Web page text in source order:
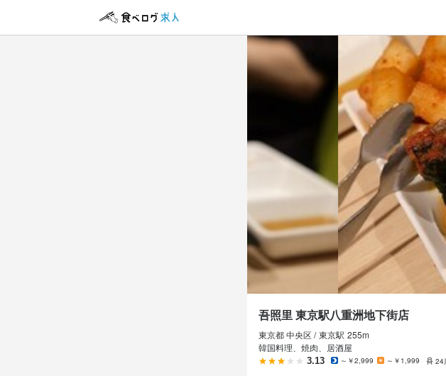
吾照里 東京駅八重洲地下街店
東京都 中央区 / 東京駅 255m
韓国料理、焼肉、居酒屋
3.13 ～￥2,999 ～￥1,999 24
吾照里 東京駅八重洲地下街店
店長候補・マネージャ
店長候補・マネージャー
月給
300,000円〜
勤務時間
時間・曜日 応相談　１０時～２４時（交
週休制
待遇
吾照里 東京駅八重洲地下街店
ホールスタッフ・サー
ホールスタッフ・サービススタ
月給
250,000円〜
勤務時間
時間・曜日 応相談　１０時～２４時（交
週休制
待遇
吾照里 東京駅八重洲地下街店
調理師・調理スタッフ
調理師・調理スタッフ
月給
250,000円〜
勤務時間
時間・曜日 応相談　１５時～翌４時（交
週休制
待遇
吾照里 東京駅八重洲地下街店
その他
月給
300,000円〜
勤務時間
9:00～17:00（休憩1時間）
休日・休暇
週休制
アルバイト・パート 吾照里 東京駅八重洲地下
その他
時給
勤務時間
1日3時間～応相談
休日・休暇
シフト制